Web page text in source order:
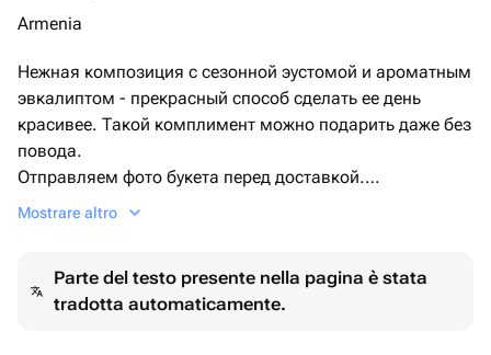
Armenia
Нежная композиция с сезонной эустомой и ароматным
эвкалиптом - прекрасный способ сделать ее день
красивее. Такой комплимент можно подарить даже без
повода.
Отправляем фото букета перед доставкой.
Если вам нужна открытка, просто укажите текст в
вашему букету.
Mostrare altro
Parte del testo presente nella pagina è stata
tradotta automaticamente.